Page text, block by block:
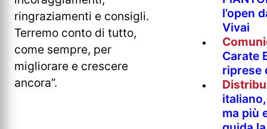
ringraziamenti e consigli.
Terremo conto di tutto,
come sempre, per
migliorare e crescere
ancora”.
l’open
Vivai
Carate
riprese
ma più